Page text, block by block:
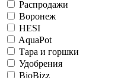
Распродажи
Воронеж
HESI
AquaPot
Тара и горшки
Удобрения
BioBizz